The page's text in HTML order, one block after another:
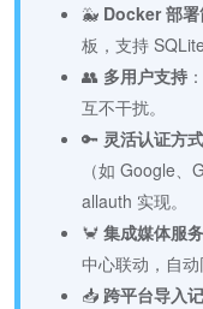
🐳 Docker 部署
板，支持
👥 多用户支持
互不干扰。
🔑 灵活认证方式
（如 Google
allauth 实现。
🦀 集成媒体服
中心联动，自动
📥 跨平台导入